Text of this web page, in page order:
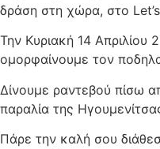
δράση στη χώρα, στο
Την Κυριακή 14 Απριλίου
ομορφαίνουμε τον
Δίνουμε ραντεβού πίσω
παραλία της
Πάρε την καλή σου